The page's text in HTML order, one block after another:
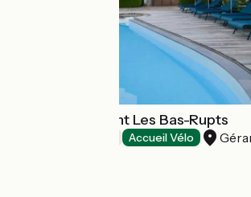
Hôtel-Restaurant Les Bas-Rupts
Accueil Vélo